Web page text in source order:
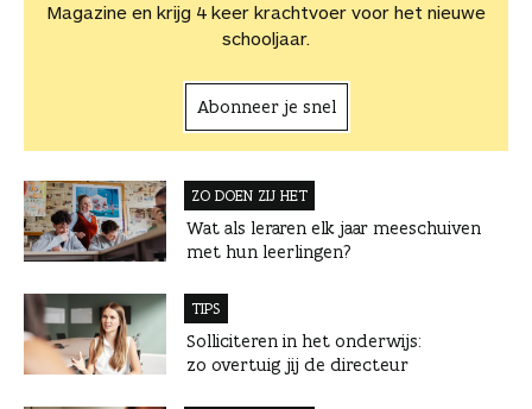
Magazine en krijg 4 keer krachtvoer voor het nieuwe
schooljaar.
Abonneer je snel
ZO DOEN ZIJ HET
Wat als leraren elk jaar meeschuiven
met hun leerlingen?
TIPS
Solliciteren in het onderwijs:
zo overtuig jij de directeur